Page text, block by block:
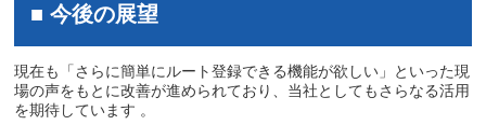
■ 今後の展望
現在も「さらに簡単にルート登録できる機能が欲しい」といった現
場の声をもとに改善が進められており、当社としてもさらなる活用
を期待しています 。